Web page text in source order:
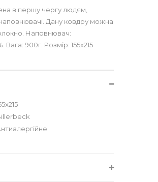
в першу чергу людям,
Дану ковдру можна
Наповнювач:
900г. Розмір: 155х215